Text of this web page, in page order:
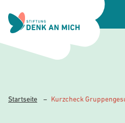
Zur Navigation springen
Zum Hauptinhalt springen
Seitenkopfzeile
Startseite – Kurzcheck